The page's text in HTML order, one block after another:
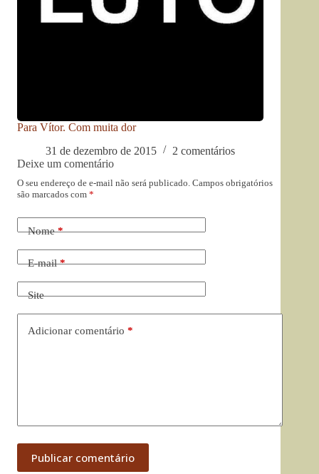
Para Vítor. Com muita dor
31 de dezembro de 2015
2 comentários
Deixe um comentário
O seu endereço de e-mail não será publicado. Campos obrigatórios
são marcados com *
Nome*
E-mail*
Site
Adicionar comentário *
Publicar comentário